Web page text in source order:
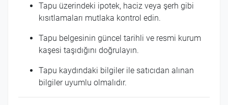
Tapu üzerindeki ipotek, haciz veya şerh gibi
kısıtlamaları mutlaka kontrol edin.
Tapu belgesinin güncel tarihli ve resmi kurum
kaşesi taşıdığını doğrulayın.
Tapu kaydındaki bilgiler ile satıcıdan alınan
bilgiler uyumlu olmalıdır.